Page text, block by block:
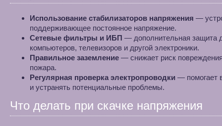
Использование стабилизаторов напряжения —
поддерживающее постоянное напряжение.
Сетевые фильтры и ИБП — дополнительная защита
компьютеров, телевизоров и другой электроники.
Правильное заземление — снижает риск
пожара.
Регулярная проверка электропроводки — помогает
и устранять потенциальные проблемы.
Что делать при скачке напряжения